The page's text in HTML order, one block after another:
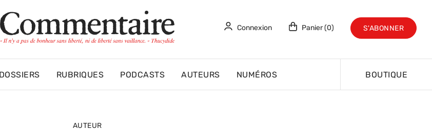
Connexion Panier (0) S'ABONNER
DOSSIERS RUBRIQUES PODCASTS AUTEURS NUMÉROS BOUTIQUE
AUTEUR